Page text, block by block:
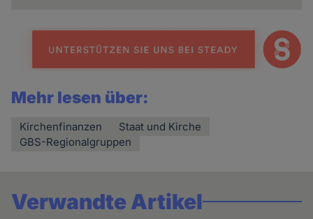
Mehr lesen über:
Kirchenfinanzen
Staat und Kirche
GBS-Regionalgruppen
Verwandte Artikel